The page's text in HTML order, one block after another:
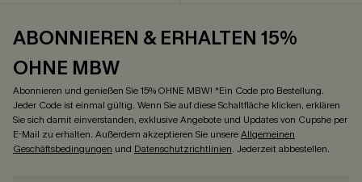
ABONNIEREN & ERHALTEN 15%
OHNE MBW
Abonnieren und genießen Sie 15% OHNE MBW! *Ein Code pro Bestellung.
Jeder Code ist einmal gültig. Wenn Sie auf diese Schaltfläche klicken, erklären
Sie sich damit einverstanden, exklusive Angebote und Updates von Cupshe per
E-Mail zu erhalten. Außerdem akzeptieren Sie unsereAllgemeinen
Geschäftsbedingungen und Datenschutzrichtlinien. Jederzeit abbestellen.